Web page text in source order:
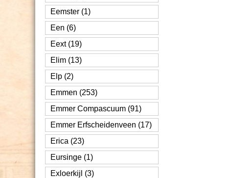
Eemster (1)
Een (6)
Eext (19)
Elim (13)
Elp (2)
Emmen (253)
Emmer Compascuum (91)
Emmer Erfscheidenveen (17)
Erica (23)
Eursinge (1)
Exloerkijl (3)